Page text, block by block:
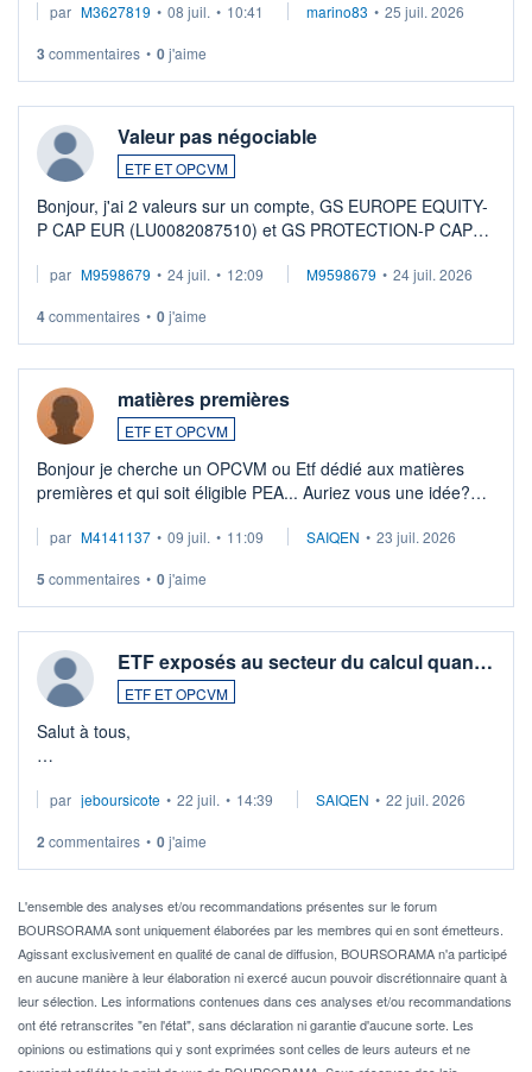
par M3627819 • 08 juil. • 10:41 marino83 • 25 juil. 2026
3 commentaires • 0j'aime
Valeur pas négociable
ETF ET OPCVM
Bonjour, j'ai 2 valeurs sur un compte, GS EUROPE EQUITY-
P CAP EUR (LU0082087510) et GS PROTECTION-P CAP
veux procéder à la vente, on me signale ...
par M9598679 • 24 juil. • 12:09 M9598679 • 24 juil. 2026
4commentaires • 0j'aime
matières premières
ETF ET OPCVM
Bonjour je cherche un OPCVM ou Etf dédié aux matières
premières et qui soit éligible PEA... Auriez vous une idée?
par M4141137 • 09 juil. • 11:09 SAIQEN • 23 juil. 2026
5 commentaires • 0j'aime
ETF exposés au secteur du calcul quan…
ETF ET OPCVM
Salut à tous,
via un ETF plutôt que des actions individuelles.
Idéalement, je voudrais qu'il soit éligible au PEA.
Pour l' ...
par jeboursicote • 22 juil. • 14:39 SAIQEN • 22 juil. 2026
2 commentaires • 0j'aime
L'ensemble des analyses et/ou recommandations présentes sur le forum
BOURSORAMA sont uniquement élaborées par les membres qui en sont émetteurs.
Agissant exclusivement en qualité de canal de diffusion, BOURSORAMA n'a participé
en aucune manière à leur élaboration ni exercé aucun pouvoir discrétionnaire quant à
leur sélection. Les informations contenues dans ces analyses et/ou recommandations
ont été retranscrites "en l'état", sans déclaration ni garantie d'aucune sorte. Les
opinions ou estimations qui y sont exprimées sont celles de leurs auteurs et ne